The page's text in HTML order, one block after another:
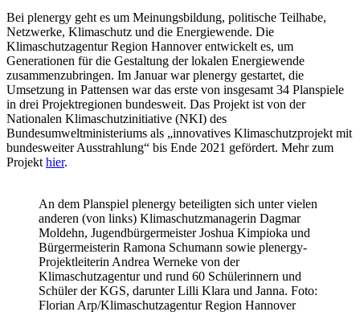
Bei plenergy geht es um Meinungsbildung, politische Teilhabe,
Netzwerke, Klimaschutz und die Energiewende. Die
Klimaschutzagentur Region Hannover entwickelt es, um
Generationen für die Gestaltung der lokalen Energiewende
zusammenzubringen. Im Januar war plenergy gestartet, die
Umsetzung in Pattensen war das erste von insgesamt 34 Planspiele
in drei Projektregionen bundesweit. Das Projekt ist von der
Nationalen Klimaschutzinitiative (NKI) des
Bundesumweltministeriums als „innovatives Klimaschutzprojekt mit
bundesweiter Ausstrahlung“ bis Ende 2021 gefördert. Mehr zum
Projekt hier.
An dem Planspiel plenergy beteiligten sich unter vielen
anderen (von links) Klimaschutzmanagerin Dagmar
Moldehn, Jugendbürgermeister Joshua Kimpioka und
Bürgermeisterin Ramona Schumann sowie plenergy-
Projektleiterin Andrea Werneke von der
Klimaschutzagentur und rund 60 Schülerinnern und
Schüler der KGS, darunter Lilli Klara und Janna. Foto:
Florian Arp/Klimaschutzagentur Region Hannover